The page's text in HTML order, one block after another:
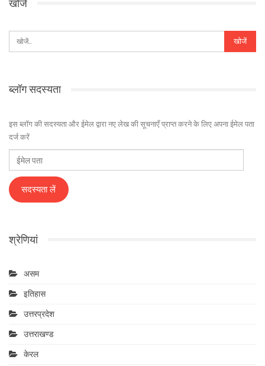
खोजें
ब्लॉग सदस्यता
इस ब्लॉग की सदस्यता और ईमेल द्वारा नए लेख की सूचनाएँ प्राप्त करने के लिए अपना ईमेल पता
दर्ज करें
ईमेल
पता
सदस्यता लें
श्रेणियां
असम
इतिहास
उत्तरप्रदेश
उत्तराखण्ड
केरल